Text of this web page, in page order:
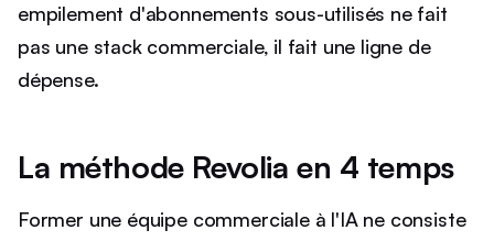
empilement d'abonnements sous-utilisés ne fait
pas une stack commerciale, il fait une ligne de
dépense.
La méthode Revolia en 4 temps
Former une équipe commerciale à l'IA ne consiste